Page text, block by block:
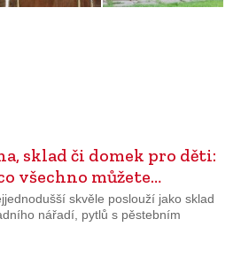
sklad či domek pro děti:
všechno můžete…
skvěle poslouží jako sklad
nářadí, pytlů s pěstebním